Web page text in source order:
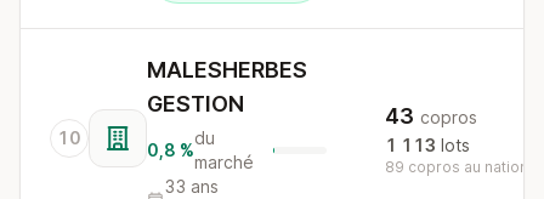
10
MALESHERBES
GESTION
0,8 %
du
marché
33 ans
43 copros
1 113 lots
89 copros au national